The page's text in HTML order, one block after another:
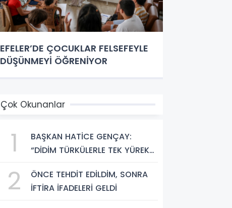
EFELER’DE ÇOCUKLAR FELSEFEYLE
DÜŞÜNMEYİ ÖĞRENİYOR
Çok Okunanlar
1
BAŞKAN HATİCE GENÇAY:
“DİDİM TÜRKÜLERLE TEK YÜREK
2
ÖNCE TEHDİT EDİLDİM, SONRA
İFTİRA İFADELERİ GELDİ